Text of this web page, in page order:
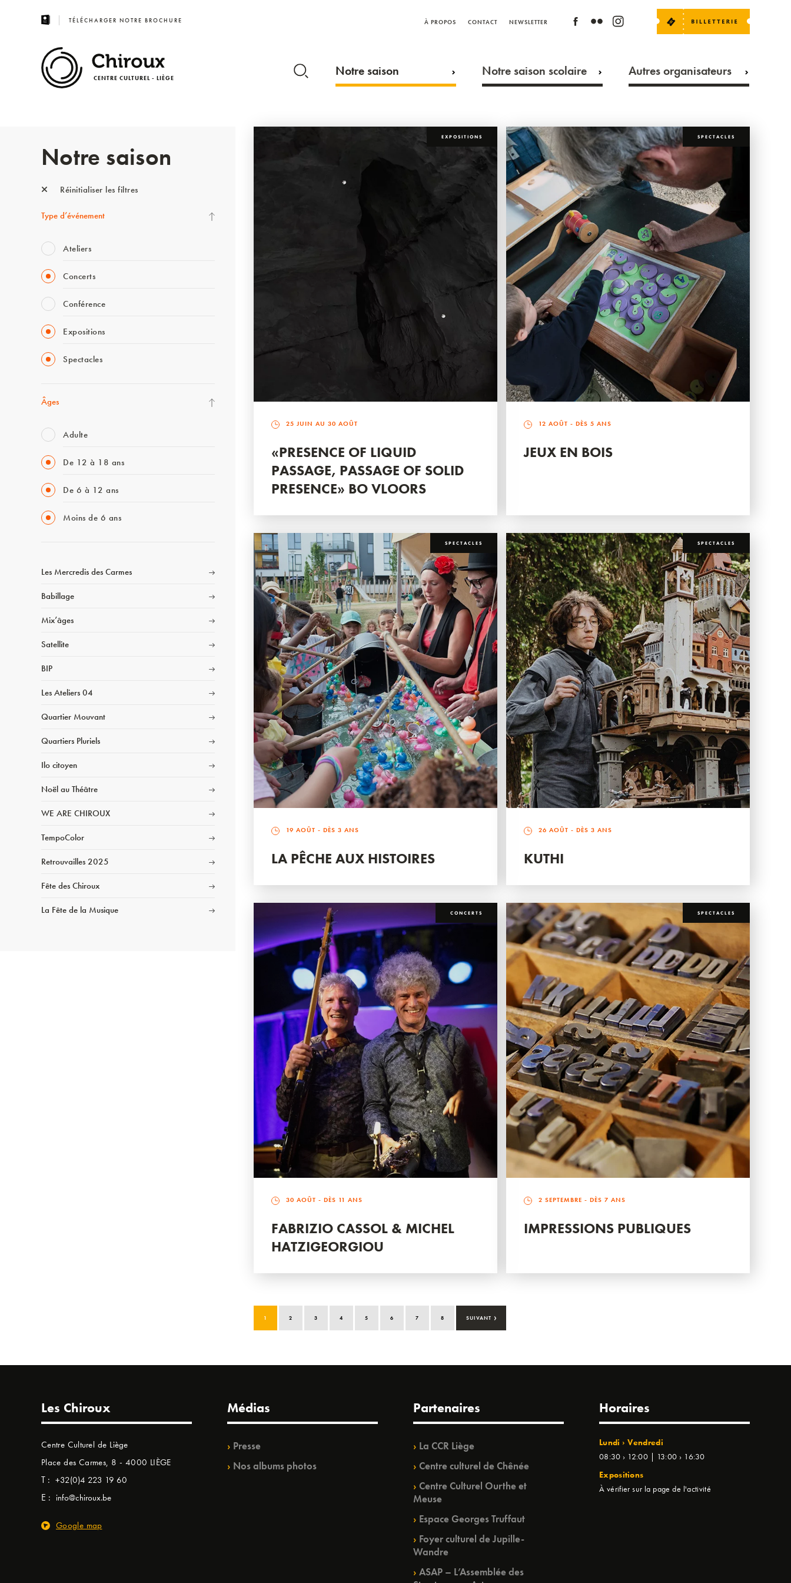
TÉLÉCHARGER NOTRE BROCHURE À PROPOS CONTACT NEWSLETTER
CENTRE CULTUREL - LIÈGE Notre saison Notre saison scolaire Autres organisateurs
Notre saison
Réinitialiser les filtres
Type d’événement
Ateliers
Concerts
Conférence
Expositions
Spectacles
Âges
Adulte
De 12 à 18 ans
De 6 à 12 ans
Moins de 6 ans
Les Mercredis des Carmes
Babillage
Mix’âges
Satellite
BIP
Les Ateliers 04
Quartier Mouvant
Quartiers Pluriels
Ilo citoyen
Noël au Théâtre
WE ARE CHIROUX
TempoColor
Retrouvailles 2025
Fête des Chiroux
La Fête de la Musique
EXPOSITIONS
25 JUIN AU 30 AOÛT
«PRESENCE OF LIQUID
PASSAGE, PASSAGE OF SOLID
PRESENCE» BO VLOORS
SPECTACLES
12 AOÛT - DÈS 5 ANS
JEUX EN BOIS
SPECTACLES
19 AOÛT - DÈS 3 ANS
LA PÊCHE AUX HISTOIRES
SPECTACLES
26 AOÛT - DÈS 3 ANS
KUTHI
CONCERTS
30 AOÛT - DÈS 11 ANS
FABRIZIO CASSOL & MICHEL
HATZIGEORGIOU
SPECTACLES
2 SEPTEMBRE - DÈS 7 ANS
IMPRESSIONS PUBLIQUES
1 2 3 4 5 6 7 8 SUIVANT ›
Les Chiroux
Centre Culturel de Liège
Place des Carmes, 8 - 4000 LIÈGE
T : +32(0)4 223 19 60
E : info@chiroux.be
Google map
Médias
Presse
Nos albums photos
Partenaires
La CCR Liège
Centre culturel de Chênée
Centre Culturel Ourthe et
Meuse
Espace Georges Truffaut
Foyer culturel de Jupille-
Wandre
ASAP – L’Assemblée des
Horaires
Lundi › Vendredi
08:30 › 12:00 | 13:00 › 16:30
Expositions
À vérifier sur la page de l'activité